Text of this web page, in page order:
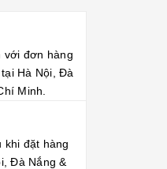
với đơn hàng
Hà Nội, Đà
Minh.
khi đặt hàng
Đà Nắng &